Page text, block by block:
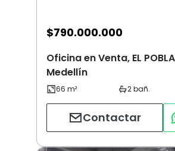
$790.000.000
Oficina en Venta, EL
Medellín
Contactar